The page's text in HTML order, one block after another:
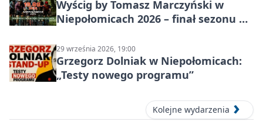
Wyścig by Tomasz Marczyński w
Niepołomicach 2026 – finał sezonu na
29 września 2026, 19:00
Grzegorz Dolniak w Niepołomicach:
„Testy nowego programu”
Kolejne wydarzenia